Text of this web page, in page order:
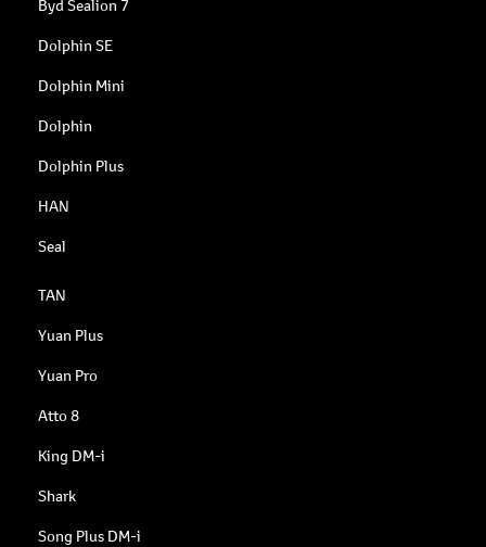
Byd Sealion 7
Dolphin SE
Dolphin Mini
Dolphin
Dolphin Plus
HAN
Seal
TAN
Yuan Plus
Yuan Pro
Atto 8
King DM-i
Shark
Song Plus DM-i